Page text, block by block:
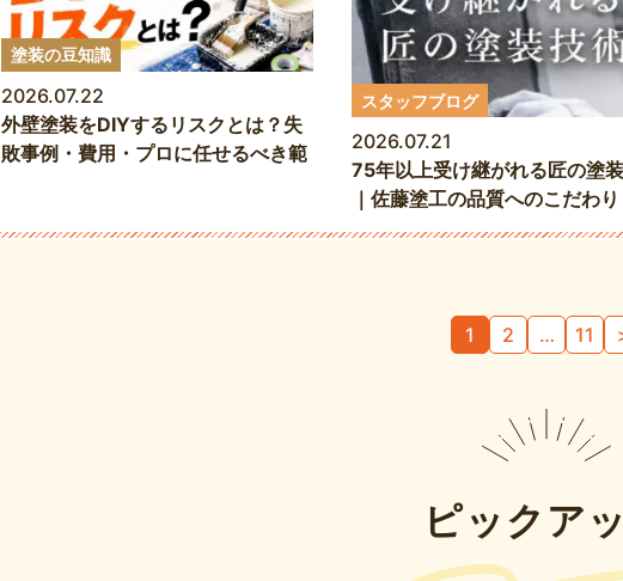
塗装の豆知識
2026.07.22
外壁塗装をDIYするリスクとは？失
敗事例・費用・プロに任せるべき範
スタッフブログ
2026.07.21
75年以上受け継がれる匠の塗
｜佐藤塗工の品質へのこだわり
1 2 … 11
ピックア